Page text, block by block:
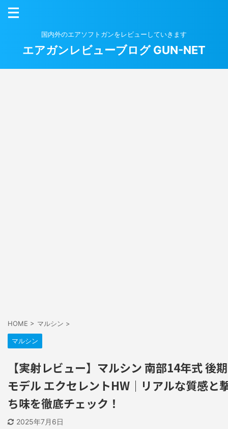
国内外のエアソフトガンをレビューしていきます
エアガンレビューブログ GUN-NET
HOME > マルシン >
マルシン
【実射レビュー】マルシン 南部14年式 後期
モデル エクセレントHW｜リアルな質感と
ち味を徹底チェック！
2025年7月6日